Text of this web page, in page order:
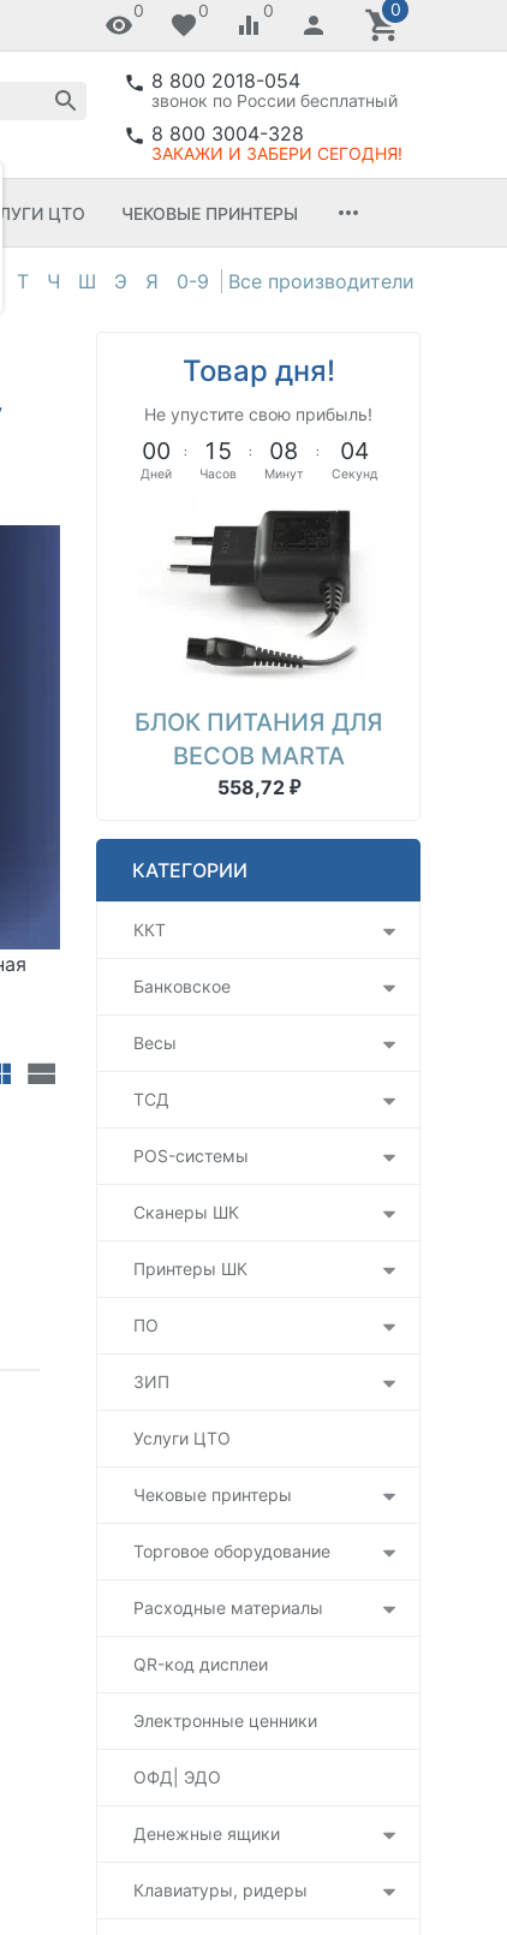
0 0 0 0
8 800 2018-054
звонок по России бесплатный
8 800 3004-328
ЗАКАЖИ И ЗАБЕРИ СЕГОДНЯ!
ЦТО ЧЕКОВЫЕ ПРИНТЕРЫ
Т Ч Ш Э Я 0-9
Товар дня!
Не упустите свою прибыль!
00
Дней
: 1 5
Часов
: 08
Минут
: 03
Секунд
БЛОК ПИТАНИЯ ДЛЯ
ВЕСОВ MARTA
558,72 ₽
КАТЕГОРИИ
ККТ
Банковское
Весы
ТСД
POS-системы
Сканеры ШК
Принтеры ШК
ПО
ЗИП
Услуги ЦТО
Чековые принтеры
Торговое оборудование
Расходные материалы
QR-код дисплеи
Электронные ценники
ОФД| ЭДО
Денежные ящики
Клавиатуры, ридеры